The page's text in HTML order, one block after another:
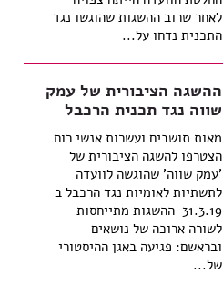
לאחר שרוב ההשגות שהוגשו נגד
התכנית נדחו על...
ההשגה הציבורית של עמק
שווה נגד תכנית הרכבל
מאות תושבים ועשרות אנשי רוח
הצטרפו להשגה הציבורית של
'עמק שווה' שהוגשה לוועדה
לתשתיות לאומיות נגד הרכבל ב
31.3.19 ההשגות מתייחסות
לשורה ארוכה של נושאים
ובראשם: פגיעה באגן ההיסטורי
של...